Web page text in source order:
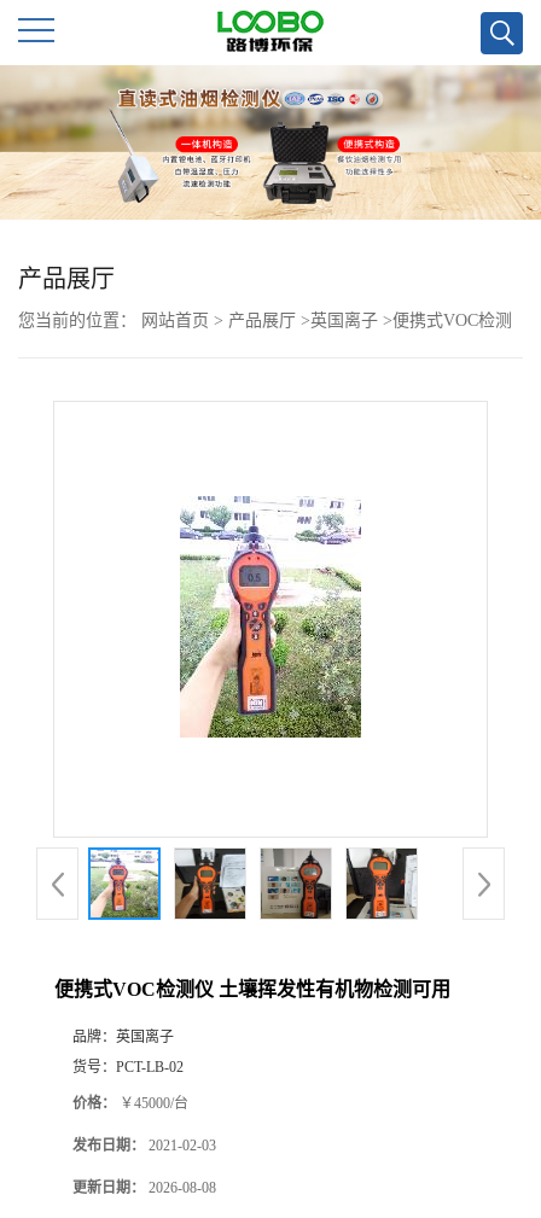
公
司
首
页
公
品
厅
产品展厅
您当前的位置： 网站首页 > 产品展厅 >英国离子 >便携式VOC检测
便携式VOC检测仪 土壤挥发性有机物检测可用
品牌： 英国离子
货号： PCT-LB-02
价格： ￥45000/台
发布日期： 2021-02-03
更新日期： 2026-08-08